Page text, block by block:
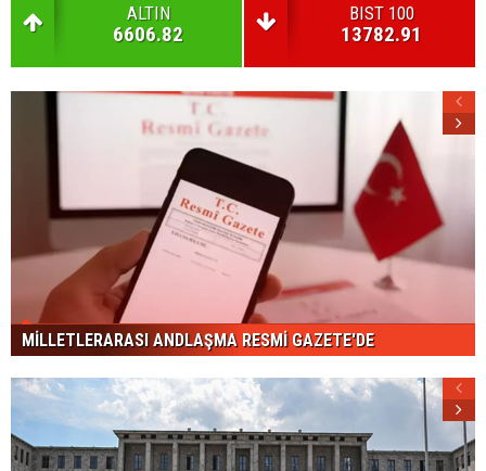
ALTIN
6606.82
BIST 100
13782.91
MİLLETLERARASI ANDLAŞMA RESMİ GAZETE'DE